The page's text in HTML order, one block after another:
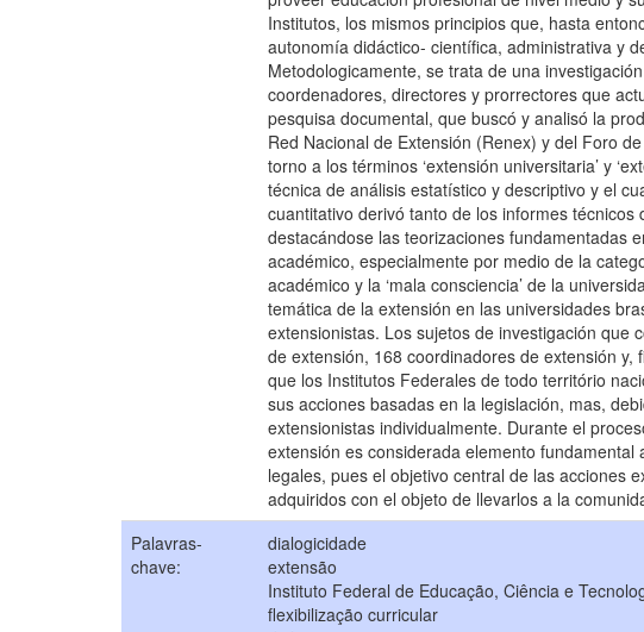
Institutos, los mismos principios que, hasta
autonomía didáctico- científica, administrativa y
Metodologicamente, se trata de una
coordenadores, directores y prorrectores que
pesquisa documental, que buscó y analisó la
Red Nacional de Extensión (Renex) y del Foro
torno a los términos ‘extensión universitaria’ y
técnica de análisis estatístico y descriptivo y el
cuantitativo derivó tanto de los informes
destacándose las teorizaciones fundamentadas
académico, especialmente por medio de la
académico y la ‘mala consciencia’ de la
temática de la extensión en las universidades
extensionistas. Los sujetos de investigación que
de extensión, 168 coordinadores de extensión
que los Institutos Federales de todo território
sus acciones basadas en la legislación, mas,
extensionistas individualmente. Durante el
extensión es considerada elemento
legales, pues el objetivo central de las acciones
adquiridos con el objeto de llevarlos a la
Palavras-
chave:
dialogicidade
extensão
Instituto Federal de Educação, Ciência e
flexibilização curricular